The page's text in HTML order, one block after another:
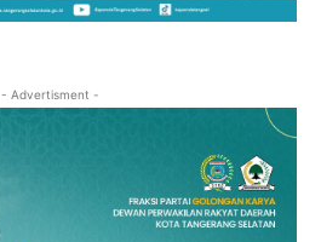
- Advertisment -